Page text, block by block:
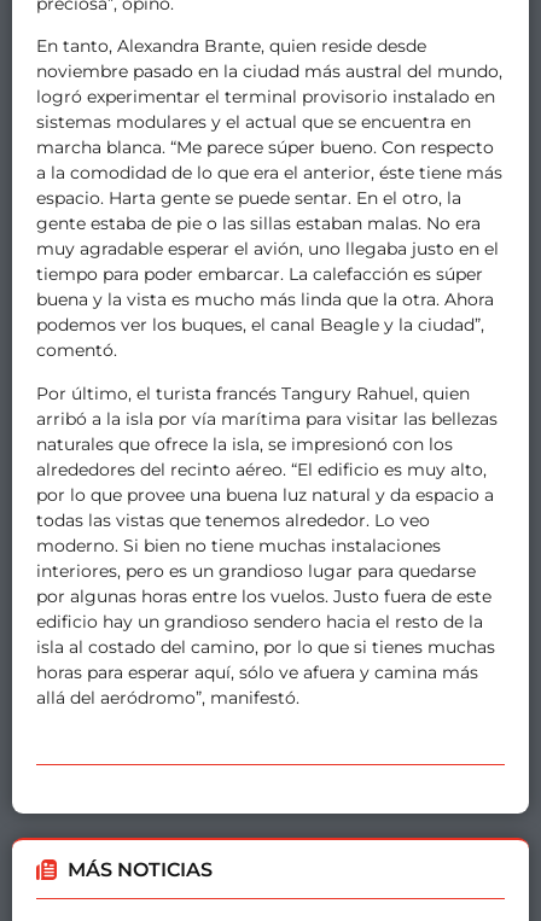
En tanto, Alexandra Brante, quien reside desde
noviembre pasado en la ciudad más austral del mundo,
logró experimentar el terminal provisorio instalado en
sistemas modulares y el actual que se encuentra en
marcha blanca. “Me parece súper bueno. Con respecto
a la comodidad de lo que era el anterior, éste tiene más
espacio. Harta gente se puede sentar. En el otro, la
gente estaba de pie o las sillas estaban malas. No era
muy agradable esperar el avión, uno llegaba justo en el
tiempo para poder embarcar. La calefacción es súper
buena y la vista es mucho más linda que la otra. Ahora
podemos ver los buques, el canal Beagle y la ciudad”,
comentó.
Por último, el turista francés Tangury Rahuel, quien
arribó a la isla por vía marítima para visitar las bellezas
naturales que ofrece la isla, se impresionó con los
alrededores del recinto aéreo. “El edificio es muy alto,
por lo que provee una buena luz natural y da espacio a
todas las vistas que tenemos alrededor. Lo veo
moderno. Si bien no tiene muchas instalaciones
interiores, pero es un grandioso lugar para quedarse
por algunas horas entre los vuelos. Justo fuera de este
edificio hay un grandioso sendero hacia el resto de la
isla al costado del camino, por lo que si tienes muchas
horas para esperar aquí, sólo ve afuera y camina más
allá del aeródromo”, manifestó.
MÁS NOTICIAS